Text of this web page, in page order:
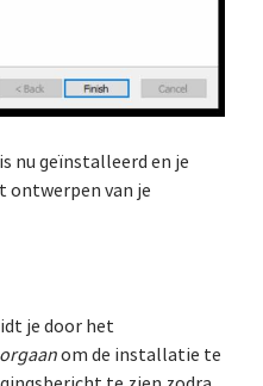
nu geïnstalleerd en je
ontwerpen van je
je door het
om de installatie te